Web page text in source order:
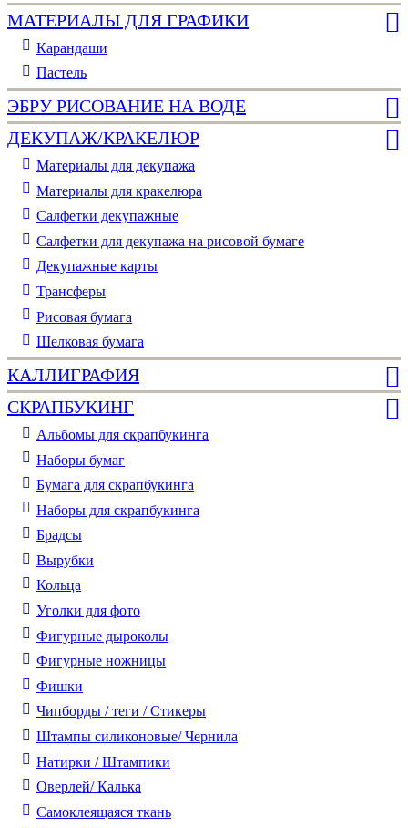
МАТЕРИАЛЫ ДЛЯ ГРАФИКИ
Карандаши
Пастель
ЭБРУ РИСОВАНИЕ НА ВОДЕ
ДЕКУПАЖ/КРАКЕЛЮР
Материалы для декупажа
Материалы для кракелюра
Cалфетки декупажные
Салфетки для декупажа на рисовой бумаге
Декупажные карты
Трансферы
Рисовая бумага
Шелковая бумага
КАЛЛИГРАФИЯ
СКРАПБУКИНГ
Альбомы для скрапбукинга
Наборы бумаг
Бумага для скрапбукинга
Наборы для скрапбукинга
Брадсы
Вырубки
Кольца
Уголки для фото
Фигурные дыроколы
Фигурные ножницы
Фишки
Чипборды / теги / Стикеры
Штампы силиконовые/ Чернила
Натирки / Штампики
Оверлей/ Калька
Самоклеящаяся ткань